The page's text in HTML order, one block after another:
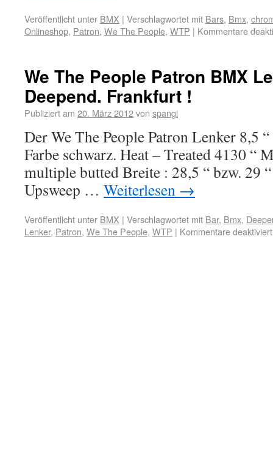
Veröffentlicht unter BMX | Verschlagwortet mit Bars, Bmx,
Onlineshop, Patron, We The People, WTP | Kommentare
We The People Patron BMX
Deepend. Frankfurt !
Publiziert am 20. März 2012von spangi
Der We The People Patron Lenker 8,5
Farbe schwarz. Heat – Treated 4130 “
multiple butted Breite : 28,5 “ bzw. 29
Upsweep … Weiterlesen →
Veröffentlicht unter BMX | Verschlagwortet mit Bar, Bmx,
Lenker, Patron, We The People, WTP | Kommentare deaktiviert